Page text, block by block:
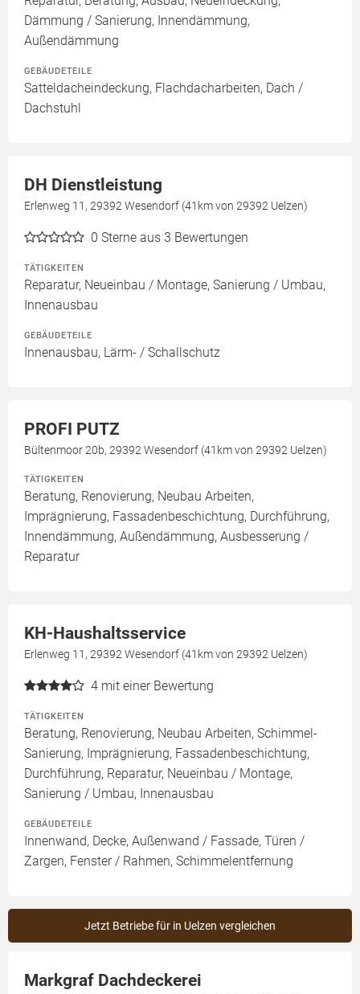
Dämmung / Sanierung, Innendämmung,
Außendämmung
GEBÄUDETEILE
Satteldacheindeckung, Flachdacharbeiten, Dach /
Dachstuhl
DH Dienstleistung
Erlenweg 11, 29392 Wesendorf (41km von 29392 Uelzen)
0 Sterne aus 3 Bewertungen
TÄTIGKEITEN
Reparatur, Neueinbau / Montage, Sanierung / Umbau,
Innenausbau
GEBÄUDETEILE
Innenausbau, Lärm- / Schallschutz
PROFI PUTZ
Bültenmoor 20b, 29392 Wesendorf (41km von 29392 Uelzen)
TÄTIGKEITEN
Beratung, Renovierung, Neubau Arbeiten,
Imprägnierung, Fassadenbeschichtung, Durchführung,
Innendämmung, Außendämmung, Ausbesserung /
Reparatur
KH-Haushaltsservice
Erlenweg 11, 29392 Wesendorf (41km von 29392 Uelzen)
4 mit einer Bewertung
TÄTIGKEITEN
Beratung, Renovierung, Neubau Arbeiten, Schimmel-
Sanierung, Imprägnierung, Fassadenbeschichtung,
Durchführung, Reparatur, Neueinbau / Montage,
Sanierung / Umbau, Innenausbau
GEBÄUDETEILE
Innenwand, Decke, Außenwand / Fassade, Türen /
Zargen, Fenster / Rahmen, Schimmelentfernung
Jetzt Betriebe für in Uelzen vergleichen
Markgraf Dachdeckerei